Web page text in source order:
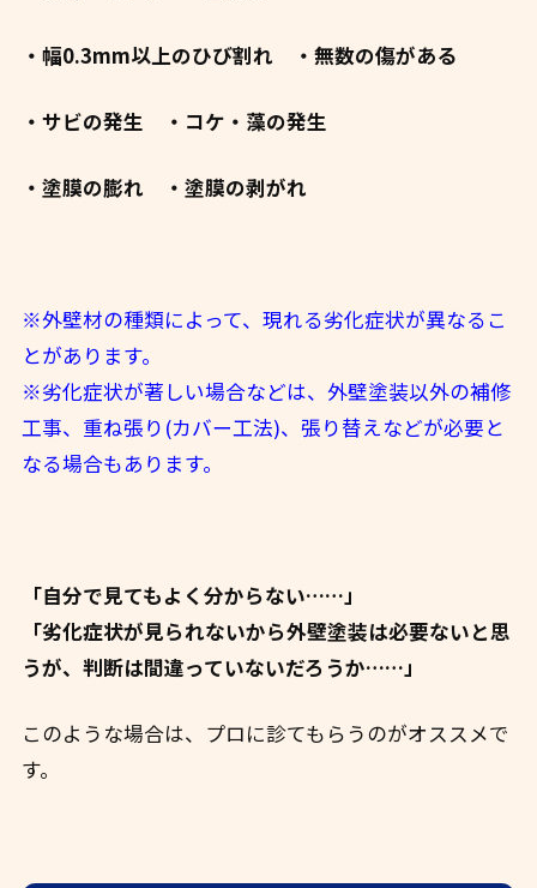
・幅0.3mm以上のひび割れ ・無数の傷がある
・サビの発生 ・コケ・藻の発生
・塗膜の膨れ ・塗膜の剥がれ
※外壁材の種類によって、現れる劣化症状が異なるこ
とがあります。
※劣化症状が著しい場合などは、外壁塗装以外の補修
工事、重ね張り(カバー工法)、張り替えなどが必要と
なる場合もあります。
「自分で見てもよく分からない……」
「劣化症状が見られないから外壁塗装は必要ないと思
うが、判断は間違っていないだろうか……」
このような場合は、プロに診てもらうのがオススメで
す。